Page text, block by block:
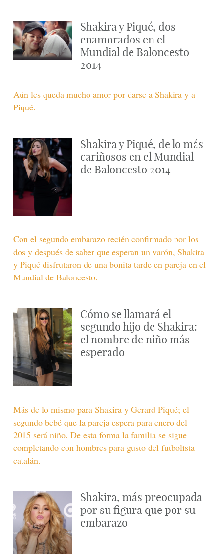
Shakira y Piqué, dos
enamorados en el
Mundial de Baloncesto
2014
Aún les queda mucho amor por darse a Shakira y a
Piqué.
Shakira y Piqué, de lo más
cariñosos en el Mundial
de Baloncesto 2014
Con el segundo embarazo recién confirmado por los
dos y después de saber que esperan un varón, Shakira
y Piqué disfrutaron de una bonita tarde en pareja en el
Mundial de Baloncesto.
Cómo se llamará el
segundo hijo de Shakira:
el nombre de niño más
esperado
Más de lo mismo para Shakira y Gerard Piqué; el
segundo bebé que la pareja espera para enero del
2015 será niño. De esta forma la familia se sigue
completando con hombres para gusto del futbolista
catalán.
Shakira, más preocupada
por su figura que por su
embarazo